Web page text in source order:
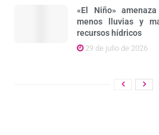
«El Niño»
menos lluvias y
recursos hídricos
29 de julio de 2026